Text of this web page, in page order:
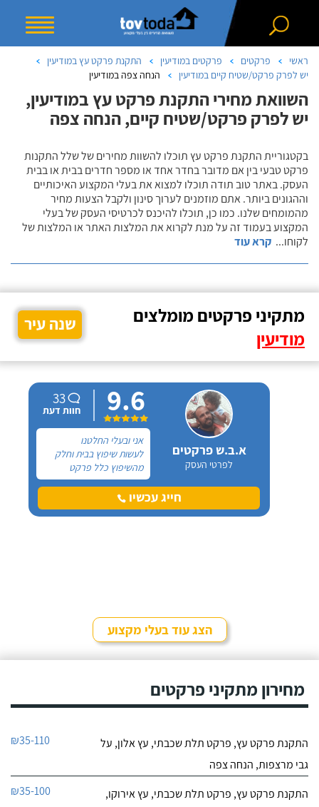
ראשי פרקטים פרקטים במודיעין
התקנת פרקט עץ במודיעין
יש לפרק פרקט/שטיח קיים במודיעין
הנחה צפה במודיעין
השוואת מחירי התקנת פרקט עץ במודיעין,
יש לפרק פרקט/שטיח קיים, הנחה צפה
בקטגוריית התקנת פרקט עץ תוכלו להשוות מחירים של שלל התקנות
פרקט טבעי בין אם מדובר בחדר אחד או מספר חדרים בבית או בבית
העסק. באתר טוב תודה תוכלו למצוא את בעלי המקצוע האיכותיים
וההגונים ביותר. אתם מוזמנים לערוך סינון ולקבל הצעות מחיר
מהמומחים שלנו. כמו כן, תוכלו להיכנס לכרטיסי העסק של בעלי
המקצוע בעמוד זה על מנת לקרוא את המלצות האתר או המלצות של
לקוחו... קרא עוד
מתקיני פרקטים מומלצים
מודיעין
שנה עיר
א.ב.ש פרקטים
לפרטי העסק
9.6
33
חוות דעת
אני ובעלי החלטנו
לעשות שיפוץ בבית וחלק
מהשיפוץ כלל פרקט
למינציה שיותקן מעל
הריצוף (הישן) הקיים. קנינו
את הפרקט מחנות חיצונית
חייג עכשיו
הצג עוד בעלי מקצוע
מחירון מתקיני פרקטים
התקנת פרקט עץ, פרקט תלת שכבתי, עץ אלון, על
גבי מרצפות, הנחה צפה
₪35-110
התקנת פרקט עץ, פרקט תלת שכבתי, עץ אירוקו,
₪35-100